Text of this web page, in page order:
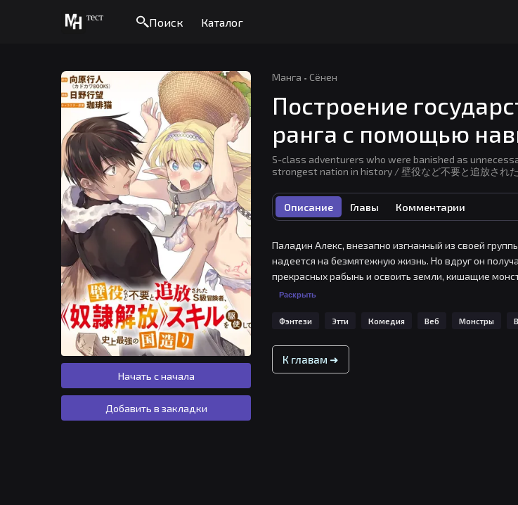
тест Поиск Каталог
Начать с начала
Добавить в закладки
Манга · Сёнен
Построение
ранга с помощью
S-class adventurers who were banished as
strongest nation in history / 壁役など不要と追放され
Описание Главы Комментарии
Паладин Алекс, внезапно изгнанный из своей
надеется на безмятежную жизнь. Но вдруг он
прекрасных рабынь и освоить земли, кишащие
Раскрыть
Фэнтези Этти Комедия Веб Монстры
К главам ➜